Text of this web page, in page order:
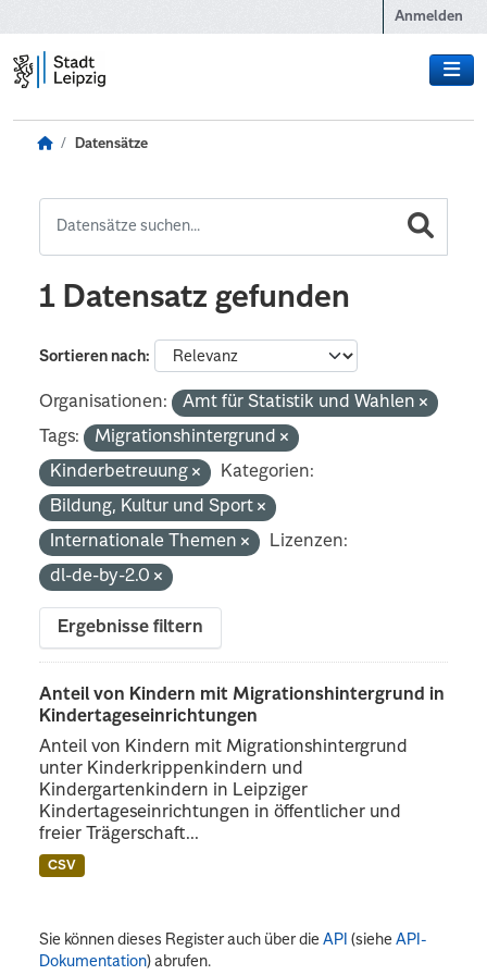
Anmelden
Datensätze
1 Datensatz gefunden
Sortieren nach
Organisationen:
Amt für Statistik und Wahlen
Tags:
Migrationshintergrund
Kinderbetreuung
Kategorien:
Bildung, Kultur und Sport
Internationale Themen
Lizenzen:
dl-de-by-2.0
Ergebnisse filtern
Anteil von Kindern mit Migrationshintergrund in
Kindertageseinrichtungen
Anteil von Kindern mit Migrationshintergrund
unter Kinderkrippenkindern und
Kindergartenkindern in Leipziger
Kindertageseinrichtungen in öffentlicher und
freier Trägerschaft...
CSV
Sie können dieses Register auch über dieAPI (sieheAPI-
Dokumentation) abrufen.